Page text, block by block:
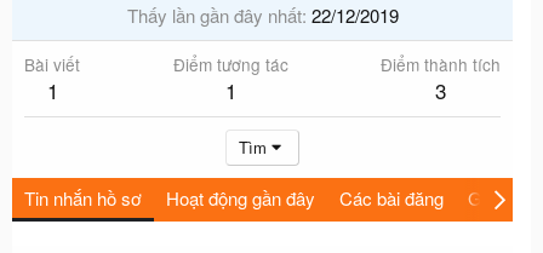
Thấy lần gần đây nhất 22/12/2019
Bài viết
1
Điểm tương tác
1
Điểm thành tích
3
Tìm
Tin nhắn hồ sơ Hoạt động gần đây Các bài đăng Giới thiệu